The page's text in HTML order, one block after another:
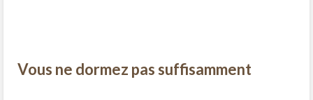
Vous ne dormez pas suffisamment